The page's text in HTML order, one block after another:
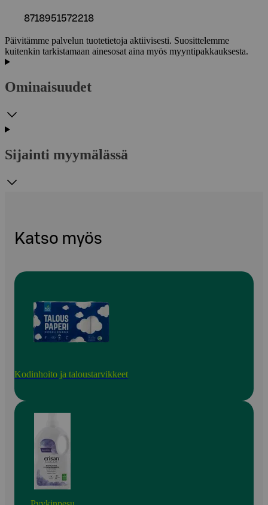
8718951572218
Päivitämme palvelun tuotetietoja aktiivisesti. Suosittelemme
kuitenkin tarkistamaan ainesosat aina myös myyntipakkauksesta.
Ominaisuudet
Sijainti myymälässä
Katso myös
Kodinhoito ja taloustarvikkeet